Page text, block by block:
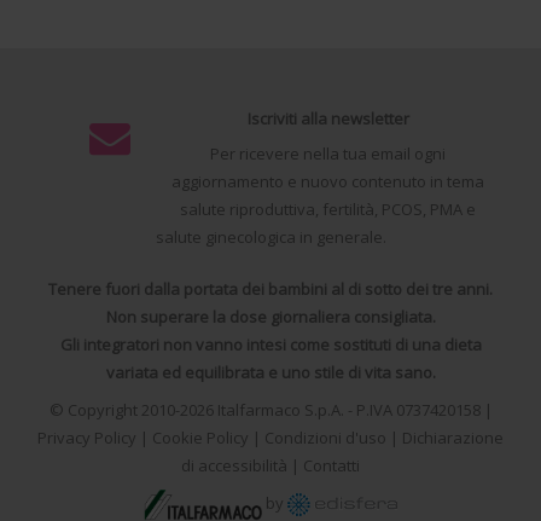
Iscriviti alla newsletter
Per ricevere nella tua email ogni
aggiornamento e nuovo contenuto in tema
salute riproduttiva, fertilità, PCOS, PMA e
salute ginecologica in generale.
Tenere fuori dalla portata dei bambini al di sotto dei tre anni.
Non superare la dose giornaliera consigliata.
Gli integratori non vanno intesi come sostituti di una dieta
variata ed equilibrata e uno stile di vita sano.
© Copyright 2010-2026 Italfarmaco S.p.A. - P.IVA 0737420158 |
Privacy Policy | Cookie Policy | Condizioni d'uso | Dichiarazione
di accessibilità | Contatti
by